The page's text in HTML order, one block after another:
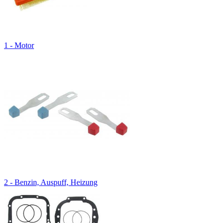
1 - Motor
2 - Benzin, Auspuff, Heizung